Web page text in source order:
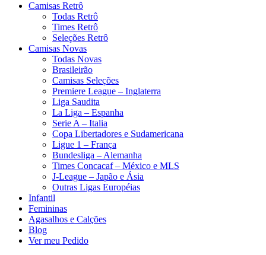
Camisas Retrô
Todas Retrô
Times Retrô
Seleções Retrô
Camisas Novas
Todas Novas
Brasileirão
Camisas Seleções
Premiere League – Inglaterra
Liga Saudita
La Liga – Espanha
Serie A – Italia
Copa Libertadores e Sudamericana
Ligue 1 – França
Bundesliga – Alemanha
Times Concacaf – México e MLS
J-League – Japão e Ásia
Outras Ligas Européias
Infantil
Femininas
Agasalhos e Calções
Blog
Ver meu Pedido